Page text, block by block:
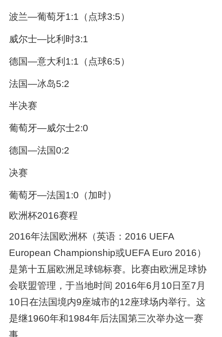
波兰—葡萄牙1:1（点球3:5）
威尔士—比利时3:1
德国—意大利1:1（点球6:5）
法国—冰岛5:2
半决赛
葡萄牙—威尔士2:0
德国—法国0:2
决赛
葡萄牙—法国1:0（加时）
欧洲杯2016赛程
2016年法国欧洲杯（英语：2016 UEFA
European Championship或UEFA Euro 2016）
是第十五届欧洲足球锦标赛。比赛由欧洲足球协
会联盟管理，于当地时间 2016年6月10日至7月
10日在法国境内9座城市的12座球场内举行。这
是继1960年和1984年后法国第三次举办这一赛
事。